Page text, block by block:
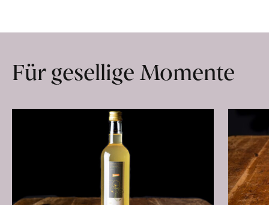
Hof
erfahren
Für gesellige Momente